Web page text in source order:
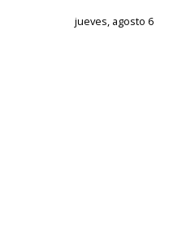
jueves, agosto 6